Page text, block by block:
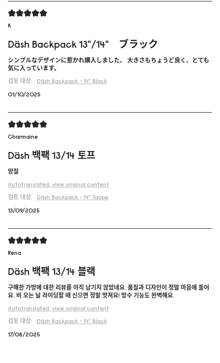
K
Däsh Backpack 13"/14" ブラック
シンプルなデザインに惹かれ購入しました。 大きさもちょうど良く、とても
気に入っています。
검토 대상:
Däsh Backpack - 14" Black
01/10/2025
Charmaine
Däsh 백팩 13/14 토프
양질
Autotranslated, view original content
검토 대상:
Däsh Backpack - 14" Taupe
13/09/2025
Rena
Däsh 백팩 13/14 블랙
구매한 가방에 대한 리뷰를 아직 남기지 않았네요. 품질과 디자인이 정말 마음에 들어
요. 비 오는 날 라이딩할 때 신으면 정말 멋져요! 방수 기능도 완벽해요.
Autotranslated, view original content
검토 대상:
Däsh Backpack - 14" Black
17/08/2025